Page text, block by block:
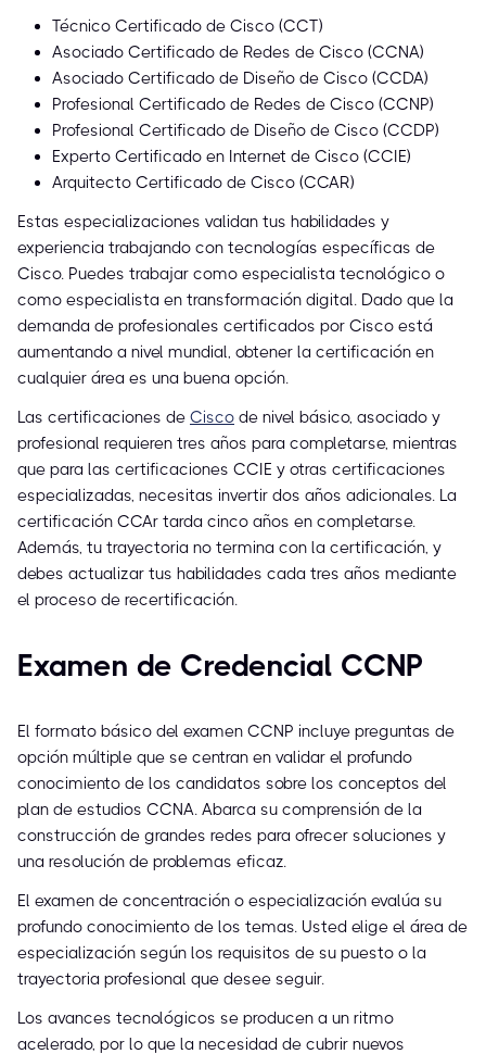
Técnico Certificado de Cisco (CCT)
Asociado Certificado de Redes de Cisco (CCNA)
Asociado Certificado de Diseño de Cisco (CCDA)
Profesional Certificado de Redes de Cisco (CCNP)
Profesional Certificado de Diseño de Cisco (CCDP)
Experto Certificado en Internet de Cisco (CCIE)
Arquitecto Certificado de Cisco (CCAR)
Estas especializaciones validan tus habilidades y
experiencia trabajando con tecnologías específicas de
Cisco. Puedes trabajar como especialista tecnológico o
como especialista en transformación digital. Dado que la
demanda de profesionales certificados por Cisco está
aumentando a nivel mundial, obtener la certificación en
cualquier área es una buena opción.
Las certificaciones de Cisco de nivel básico, asociado y
profesional requieren tres años para completarse, mientras
que para las certificaciones CCIE y otras certificaciones
especializadas, necesitas invertir dos años adicionales. La
certificación CCAr tarda cinco años en completarse.
Además, tu trayectoria no termina con la certificación, y
debes actualizar tus habilidades cada tres años mediante
el proceso de recertificación.
Examen de Credencial CCNP
El formato básico del examen CCNP incluye preguntas de
opción múltiple que se centran en validar el profundo
conocimiento de los candidatos sobre los conceptos del
plan de estudios CCNA. Abarca su comprensión de la
construcción de grandes redes para ofrecer soluciones y
una resolución de problemas eficaz.
El examen de concentración o especialización evalúa su
profundo conocimiento de los temas. Usted elige el área de
especialización según los requisitos de su puesto o la
trayectoria profesional que desee seguir.
Los avances tecnológicos se producen a un ritmo
acelerado, por lo que la necesidad de cubrir nuevos